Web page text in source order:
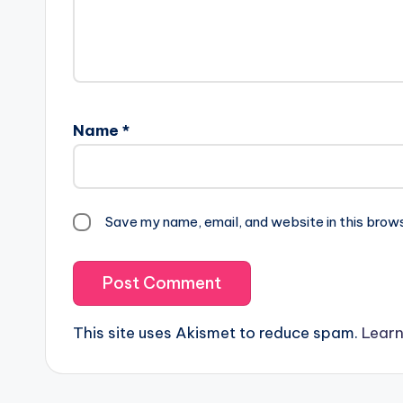
Name *
Save my name, email, and website in this
This site uses Akismet to reduce spam.